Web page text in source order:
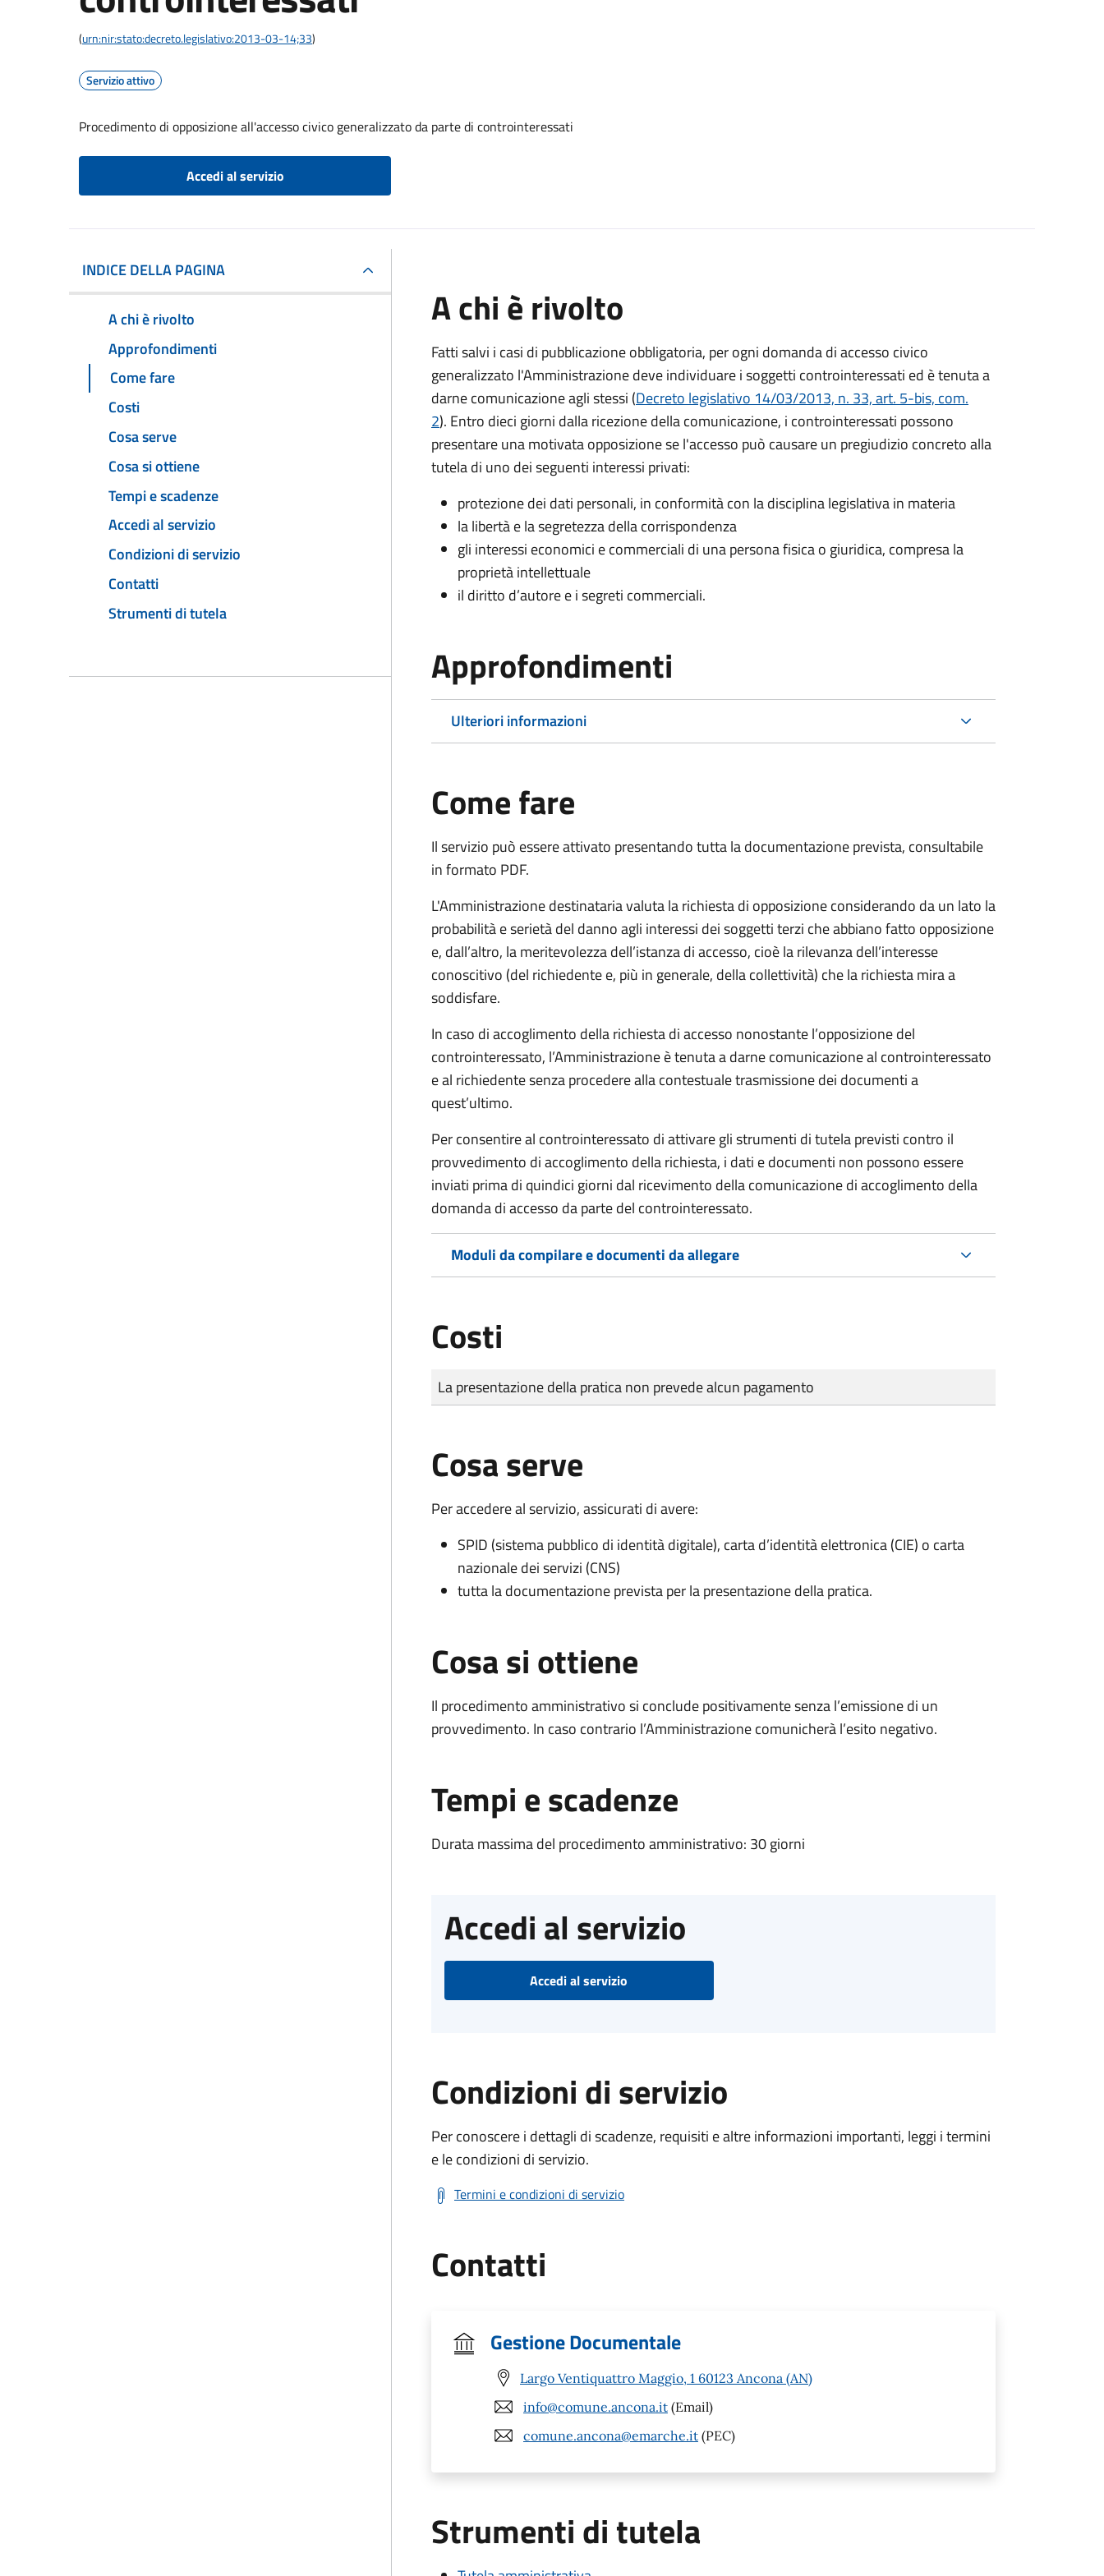
(urn:nir:stato:decreto.legislativo:2013-03-14;33)
Servizio attivo
Procedimento di opposizione all'accesso civico generalizzato da parte di controinteressati
Accedi al servizio
INDICE DELLA PAGINA
A chi è rivolto
Approfondimenti
Come fare
Costi
Cosa serve
Cosa si ottiene
Tempi e scadenze
Accedi al servizio
Condizioni di servizio
Contatti
Strumenti di tutela
A chi è rivolto
Fatti salvi i casi di pubblicazione obbligatoria, per ogni domanda di accesso civico
generalizzato l'Amministrazione deve individuare i soggetti controinteressati ed è tenuta a
darne comunicazione agli stessi (Decreto legislativo 14/03/2013, n. 33, art. 5-bis, com.
2). Entro dieci giorni dalla ricezione della comunicazione, i controinteressati possono
presentare una motivata opposizione se l'accesso può causare un pregiudizio concreto alla
tutela di uno dei seguenti interessi privati:
protezione dei dati personali, in conformità con la disciplina legislativa in materia
la libertà e la segretezza della corrispondenza
gli interessi economici e commerciali di una persona fisica o giuridica, compresa la
proprietà intellettuale
il diritto d’autore e i segreti commerciali.
Approfondimenti
Ulteriori informazioni
Come fare
Il servizio può essere attivato presentando tutta la documentazione prevista, consultabile
in formato PDF.
L'Amministrazione destinataria valuta la richiesta di opposizione considerando da un lato la
probabilità e serietà del danno agli interessi dei soggetti terzi che abbiano fatto opposizione
e, dall’altro, la meritevolezza dell’istanza di accesso, cioè la rilevanza dell’interesse
conoscitivo (del richiedente e, più in generale, della collettività) che la richiesta mira a
soddisfare.
In caso di accoglimento della richiesta di accesso nonostante l’opposizione del
controinteressato, l’Amministrazione è tenuta a darne comunicazione al controinteressato
e al richiedente senza procedere alla contestuale trasmissione dei documenti a
quest’ultimo.
Per consentire al controinteressato di attivare gli strumenti di tutela previsti contro il
provvedimento di accoglimento della richiesta, i dati e documenti non possono essere
inviati prima di quindici giorni dal ricevimento della comunicazione di accoglimento della
domanda di accesso da parte del controinteressato.
Moduli da compilare e documenti da allegare
Costi
Tipo di pagamento
Importo
La presentazione della pratica non prevede alcun pagamento
Cosa serve
Per accedere al servizio, assicurati di avere:
SPID (sistema pubblico di identità digitale), carta d’identità elettronica (CIE) o carta
nazionale dei servizi (CNS)
tutta la documentazione prevista per la presentazione della pratica.
Cosa si ottiene
Il procedimento amministrativo si conclude positivamente senza l’emissione di un
provvedimento. In caso contrario l’Amministrazione comunicherà l’esito negativo.
Tempi e scadenze
Durata massima del procedimento amministrativo: 30 giorni
Accedi al servizio
Accedi al servizio
Condizioni di servizio
Per conoscere i dettagli di scadenze, requisiti e altre informazioni importanti, leggi i termini
e le condizioni di servizio.
Termini e condizioni di servizio
Contatti
Gestione Documentale
Largo Ventiquattro Maggio, 1 60123 Ancona (AN)
info@comune.ancona.it (Email)
comune.ancona@emarche.it (PEC)
Strumenti di tutela